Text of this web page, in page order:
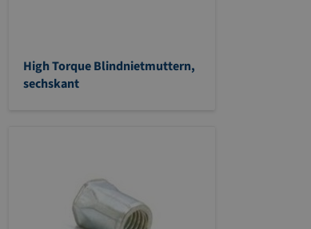
High Torque Blindnietmuttern,
sechskant